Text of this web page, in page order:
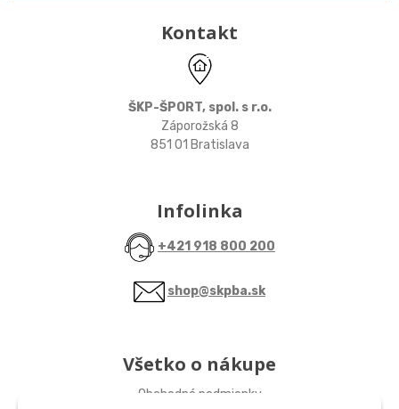
Kontakt
ŠKP-ŠPORT, spol. s r.o.
Záporožská 8
851 01 Bratislava
Infolinka
+421 918 800 200
shop@skpba.sk
Všetko o nákupe
Obchodné podmienky